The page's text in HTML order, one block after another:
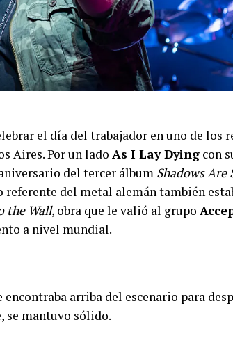
el día del trabajador en uno de los
Aires. Por un lado As I Lay Dying con
del tercer álbum Shadows Are
referente del metal alemán también
the Wall, obra que le valió al grupo
a nivel mundial.
encontraba arriba del escenario para
se mantuvo sólido.